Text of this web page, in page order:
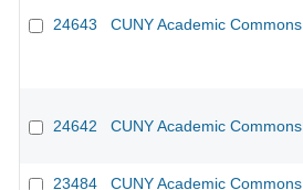
24643 CUNY Academic Commons
24642 CUNY Academic Commons
23484 CUNY Academic Commons